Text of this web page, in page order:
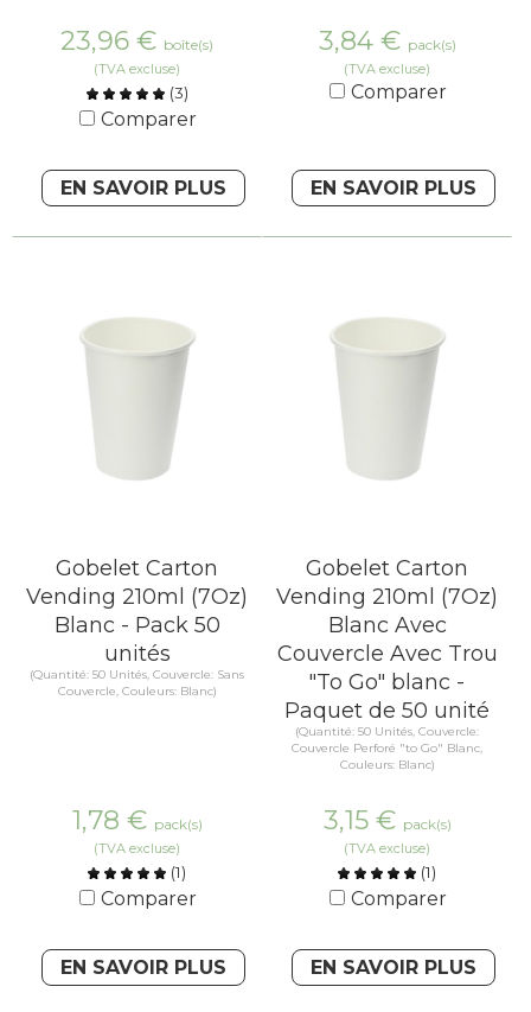
23,96 € boîte(s)
(TVA excluse)
(3)
Comparer
EN SAVOIR PLUS
3,84 € pack(s)
(TVA excluse)
Comparer
EN SAVOIR PLUS
Gobelet Carton
Vending 210ml (7Oz)
Blanc - Pack 50
unités
(Quantité: 50 Unités, Couvercle: Sans
Couvercle, Couleurs: Blanc)
1,78 € pack(s)
(TVA excluse)
(1)
Comparer
EN SAVOIR PLUS
Gobelet Carton
Vending 210ml (7Oz)
Blanc Avec
Couvercle Avec Trou
"To Go" blanc -
Paquet de 50 unité
(Quantité: 50 Unités, Couvercle:
Couvercle Perforé "to Go" Blanc,
Couleurs: Blanc)
3,15 € pack(s)
(TVA excluse)
(1)
Comparer
EN SAVOIR PLUS